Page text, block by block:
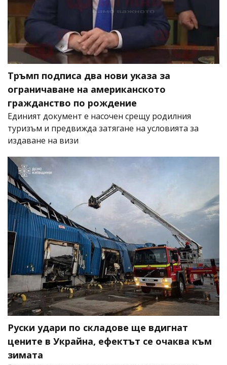
Тръмп подписа два нови указа за
ограничаване на американското
гражданство по рождение
Единият документ е насочен срещу родилния
туризъм и предвижда затягане на условията за
издаване на визи
Руски удари по складове ще вдигнат
цените в Украйна, ефектът се очаква към
зимата